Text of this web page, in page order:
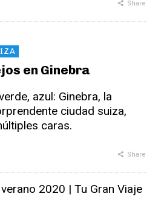
Share
en Ginebra
azul: Ginebra, la
ciudad suiza,
caras.
Share